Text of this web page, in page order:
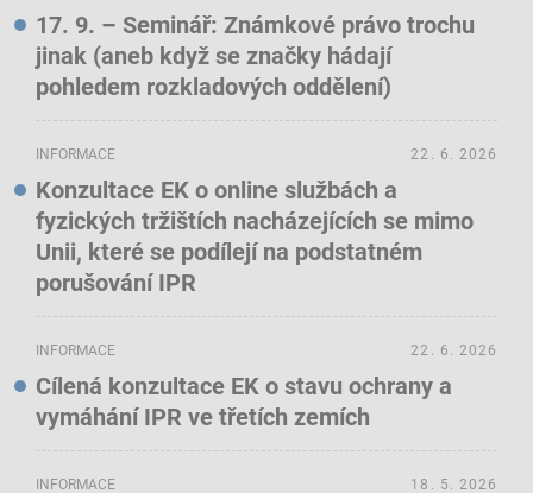
17. 9. – Seminář: Známkové právo trochu
jinak (aneb když se značky hádají
pohledem rozkladových oddělení)
INFORMACE
Konzultace EK o online službách a
fyzických tržištích nacházejících se mimo
Unii, které se podílejí na podstatném
porušování IPR
22. 6. 2026
INFORMACE
Cílená konzultace EK o stavu ochrany a
vymáhání IPR ve třetích zemích
22. 6. 2026
INFORMACE 18. 5. 2026